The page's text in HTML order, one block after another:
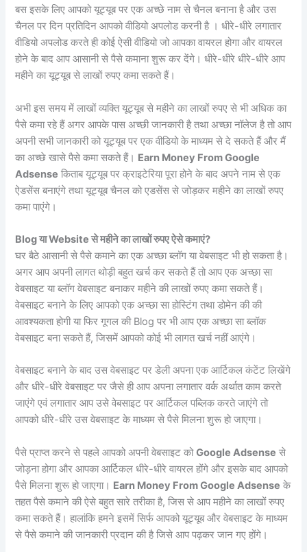
बस इसके लिए आपको यूट्यूब पर एक अच्छे नाम से चैनल बनाना है और उस
चैनल पर दिन प्रतिदिन आपको वीडियो अपलोड करनी है । धीरे-धीरे लगातार
वीडियो अपलोड करते ही कोई ऐसी वीडियो जो आपका वायरल होगा और वायरल
होने के बाद आप आसानी से पैसे कमाना शुरू कर देंगे। धीरे-धीरे धीरे-धीरे आप
महीने का यूट्यूब से लाखों रुपए कमा सकते हैं।
अभी इस समय में लाखों व्यक्ति यूट्यूब से महीने का लाखों रुपए से भी अधिक का
पैसे कमा रहे हैं अगर आपके पास अच्छी जानकारी है तथा अच्छा नॉलेज है तो आप
अपनी सभी जानकारी को यूट्यूब पर एक वीडियो के माध्यम से दे सकते हैं और मैं
का अच्छे खासे पैसे कमा सकते हैं। Earn Money From Google
Adsense किताब यूट्यूब पर क्राइटेरिया पूरा होने के बाद अपने नाम से एक
ऐडसेंस बनाएंगे तथा यूट्यूब चैनल को एडसेंस से जोड़कर महीने का लाखों रुपए
कमा पाएंगे।
Blog या Website से महीने का लाखों रुपए ऐसे कमाएं?
घर बैठे आसानी से पैसे कमाने का एक अच्छा ब्लॉग या वेबसाइट भी हो सकता है।
अगर आप अपनी लागत थोड़ी बहुत खर्च कर सकते हैं तो आप एक अच्छा सा
वेबसाइट या ब्लॉग वेबसाइट बनाकर महीने की लाखों रुपए कमा सकते हैं।
वेबसाइट बनाने के लिए आपको एक अच्छा सा होस्टिंग तथा डोमेन की की
आवश्यकता होगी या फिर गूगल की Blog पर भी आप एक अच्छा सा ब्लॉक
वेबसाइट बना सकते हैं, जिसमें आपको कोई भी लागत खर्च नहीं आएंगे।
वेबसाइट बनाने के बाद उस वेबसाइट पर डेली अपना एक आर्टिकल कंटेंट लिखेंगे
और धीरे-धीरे वेबसाइट पर जैसे ही आप अपना लगातार वर्क अर्थात काम करते
जाएंगे एवं लगातार आप उसे वेबसाइट पर आर्टिकल पब्लिक करते जाएंगे तो
आपको धीरे-धीरे उस वेबसाइट के माध्यम से पैसे मिलना शुरू हो जाएगा।
पैसे प्राप्त करने से पहले आपको अपनी वेबसाइट कोGoogle Adsense से
जोड़ना होगा और आपका आर्टिकल धीरे-धीरे वायरल होंगे और इसके बाद आपको
पैसे मिलना शुरू हो जाएगा। Earn Money From Google Adsense के
तहत पैसे कमाने की ऐसे बहुत सारे तरीका है, जिस से आप महीने का लाखों रुपए
कमा सकते हैं। हालांकि हमने इसमें सिर्फ आपको यूट्यूब और वेबसाइट के माध्यम
से पैसे कमाने की जानकारी प्रदान की है जिसे आप पढ़कर जान गए होंगे।